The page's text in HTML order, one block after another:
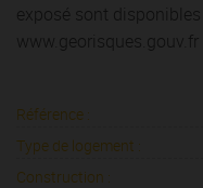
exposé sont disponibles
www.georisques.gouv.fr
Référence :
Type de logement :
Construction :